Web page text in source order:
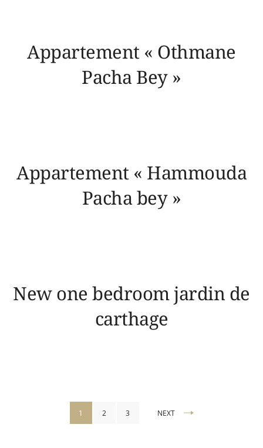
Appartement « Othmane
Pacha Bey »
Appartement « Hammouda
Pacha bey »
New one bedroom jardin de
carthage
Pagination
1 2 3 NEXT